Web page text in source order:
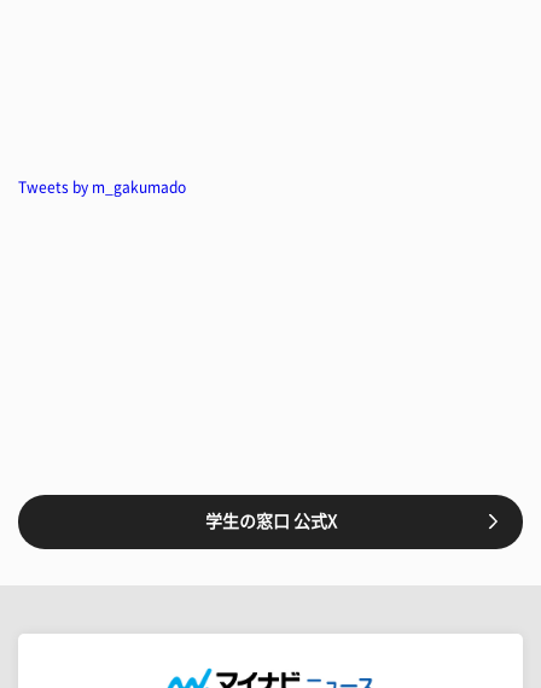
Tweets by m_gakumado
学生の窓口 公式X